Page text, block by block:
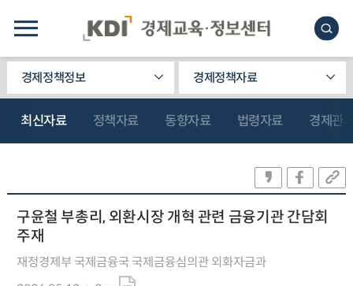
경제정책정보 경제정책자료
최신자료 정책자료 동향자료 법령자료 경제관
구윤철 부총리, 외환시장 개혁 관련 금융기관 간담회
주재
재정경제부 국제금융국 국제금융심의관 외화자금과